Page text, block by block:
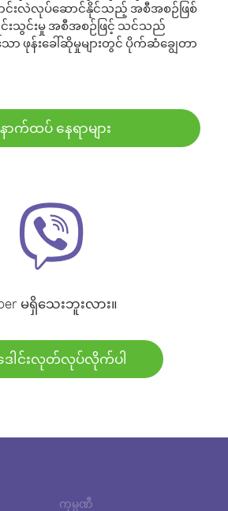
င်းလဲလုပ်ဆောင်နိုင်သည့် အစီအစဉ်ဖြစ်
းသွင်းမှု အစီအစဉ်ဖြင့် သင်သည်
ာ ဖုန်းခေါ်ဆိုမှုများတွင် ပိုက်ဆံချွေတာ
ာက်ထပ် နေရာများ
မရှိသေးဘူးလား။
ေါင်းလုတ်လုပ်လိုက်ပါ
ကုမ္ပဏီ